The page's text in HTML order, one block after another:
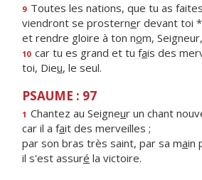
9 Toutes les nations, que tu as
viendront se prosterner devant toi *
et rendre gloire à ton nom, Seigneur,
10 car tu es grand et tu fais des
toi, Dieu, le seul.
PSAUME : 97
1 Chantez au Seigneur un chant
car il a fait des merveilles ;
par son bras très saint, par sa main
il s'est assuré la victoire.